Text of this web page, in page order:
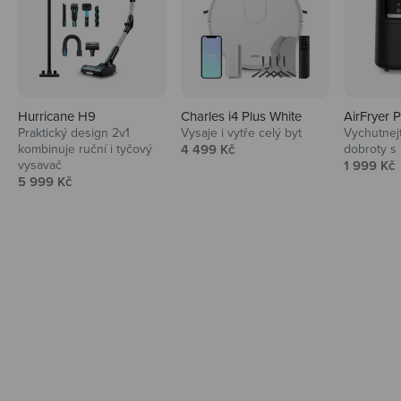
Hurricane H9
Praktický design 2v1
kombinuje ruční i tyčový
vysavač
Prodejní cena
5 999 Kč
Charles i4 Plus White
Vysaje i vytře celý byt
Prodejní cena
4 499 Kč
AirFryer
dobroty s
Prodejní
1 999 Kč
Audio
Niceboy sluchátka a repráky ti padnou
do noty.